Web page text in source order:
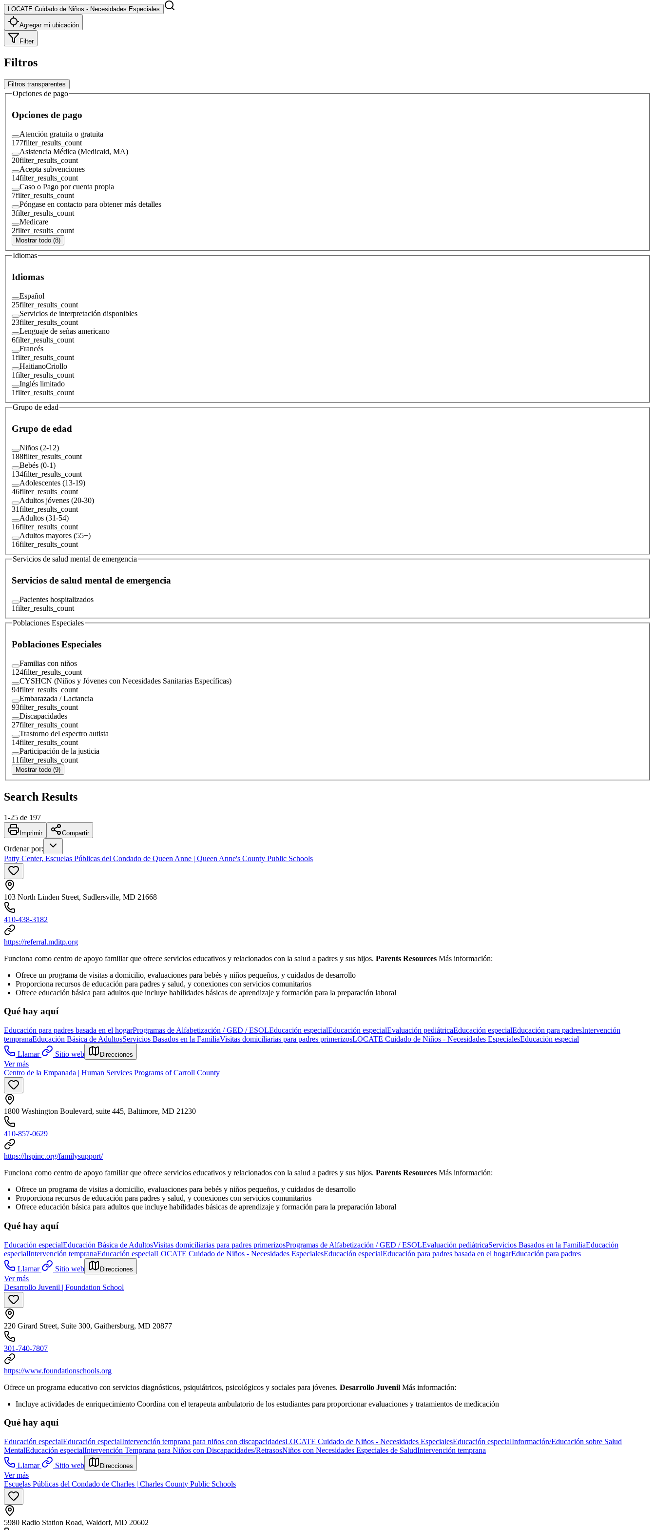
LOCATE Cuidado de Niños - Necesidades Especiales
Agregar mi ubicación
Filter
Filtros
Filtros transparentes
Opciones de pago
Opciones de pago
Atención gratuita o gratuita
177filter_results_count
Asistencia Médica (Medicaid, MA)
20filter_results_count
Acepta subvenciones
14filter_results_count
Caso o Pago por cuenta propia
7filter_results_count
Póngase en contacto para obtener más detalles
3filter_results_count
Medicare
2filter_results_count
Mostrar todo (8)
Idiomas
Idiomas
Español
25filter_results_count
Servicios de interpretación disponibles
23filter_results_count
Lenguaje de señas americano
6filter_results_count
Francés
1filter_results_count
HaitianoCriollo
1filter_results_count
Inglés limitado
1filter_results_count
Grupo de edad
Grupo de edad
Niños (2-12)
188filter_results_count
Bebés (0-1)
134filter_results_count
Adolescentes (13-19)
46filter_results_count
Adultos jóvenes (20-30)
31filter_results_count
Adultos (31-54)
16filter_results_count
Adultos mayores (55+)
16filter_results_count
Servicios de salud mental de emergencia
Servicios de salud mental de emergencia
Pacientes hospitalizados
1filter_results_count
Poblaciones Especiales
Poblaciones Especiales
Familias con niños
124filter_results_count
CYSHCN (Niños y Jóvenes con Necesidades Sanitarias Específicas)
94filter_results_count
Embarazada / Lactancia
93filter_results_count
Discapacidades
27filter_results_count
Trastorno del espectro autista
14filter_results_count
Participación de la justicia
11filter_results_count
Mostrar todo (9)
Search Results
1-25 de 197
Imprimir Compartir
Ordenar por:
Patty Center, Escuelas Públicas del Condado de Queen Anne | Queen Anne's County Public Schools
103 North Linden Street, Sudlersville, MD 21668
410-438-3182
https://referral.mditp.org
Funciona como centro de apoyo familiar que ofrece servicios educativos y relacionados con la salud a padres y sus hijos. Parents Resources Más información:
Ofrece un programa de visitas a domicilio, evaluaciones para bebés y niños pequeños, y cuidados de desarrollo
Proporciona recursos de educación para padres y salud, y conexiones con servicios comunitarios
Ofrece educación básica para adultos que incluye habilidades básicas de aprendizaje y formación para la preparación laboral
Qué hay aquí
Educación para padres basada en el hogarProgramas de Alfabetización / GED / ESOLEducación especialEducación especialEvaluación pediátricaEducación especialEducación para padresIntervención
tempranaEducación Básica de AdultosServicios Basados en la FamiliaVisitas domiciliarias para padres primerizosLOCATE Cuidado de Niños - Necesidades EspecialesEducación especial
Llamar
Sitio web Direcciones
Ver más
Centro de la Empanada | Human Services Programs of Carroll County
1800 Washington Boulevard, suite 445, Baltimore, MD 21230
410-857-0629
https://hspinc.org/familysupport/
Funciona como centro de apoyo familiar que ofrece servicios educativos y relacionados con la salud a padres y sus hijos. Parents Resources Más información:
Ofrece un programa de visitas a domicilio, evaluaciones para bebés y niños pequeños, y cuidados de desarrollo
Proporciona recursos de educación para padres y salud, y conexiones con servicios comunitarios
Ofrece educación básica para adultos que incluye habilidades básicas de aprendizaje y formación para la preparación laboral
Qué hay aquí
Educación especialEducación Básica de AdultosVisitas domiciliarias para padres primerizosProgramas de Alfabetización / GED / ESOLEvaluación pediátricaServicios Basados en la FamiliaEducación
especialIntervención tempranaEducación especialLOCATE Cuidado de Niños - Necesidades EspecialesEducación especialEducación para padres basada en el hogarEducación para padres
Llamar
Sitio web Direcciones
Ver más
Desarrollo Juvenil | Foundation School
220 Girard Street, Suite 300, Gaithersburg, MD 20877
301-740-7807
https://www.foundationschools.org
Ofrece un programa educativo con servicios diagnósticos, psiquiátricos, psicológicos y sociales para jóvenes. Desarrollo Juvenil Más información:
Incluye actividades de enriquecimiento Coordina con el terapeuta ambulatorio de los estudiantes para proporcionar evaluaciones y tratamientos de medicación
Qué hay aquí
Educación especialEducación especialIntervención temprana para niños con discapacidadesLOCATE Cuidado de Niños - Necesidades EspecialesEducación especialInformación/Educación sobre Salud
MentalEducación especialIntervención Temprana para Niños con Discapacidades/RetrasosNiños con Necesidades Especiales de SaludIntervención temprana
Llamar
Sitio web Direcciones
Ver más
Escuelas Públicas del Condado de Charles | Charles County Public Schools
5980 Radio Station Road, Waldorf, MD 20602